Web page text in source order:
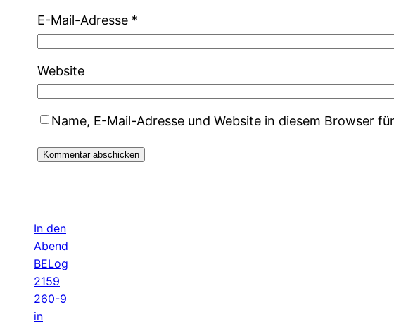
E-Mail-Adresse *
Website
Name, E-Mail-Adresse und Website in diesem Browser
In den
Abend
BELog
2159
260-9
in